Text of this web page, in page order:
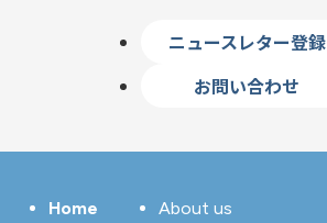
ニュースレター登録
お問い合わせ
Home
About us